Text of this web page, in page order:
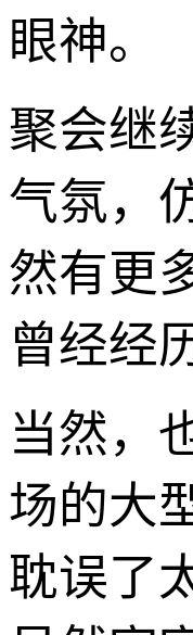
眼神。
聚会继
气氛，
然有更
曾经经
当然，
场的大
耽误了